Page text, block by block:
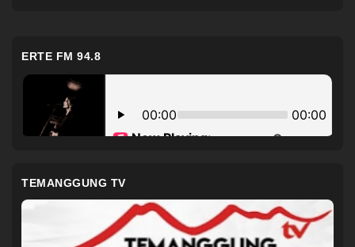
ERTE FM 94.8
TEMANGGUNG TV